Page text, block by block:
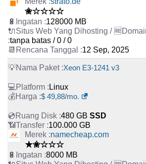
✬☆☆☆☆
128000 MB
tanpa batas / 0 / 0
12 Sep, 2025
Xeon E3-1241 v3
Linux
$ 49,88/mo.
480 GB SSD
100.000 GB
namecheap.com
★✬☆☆☆
8000 MB